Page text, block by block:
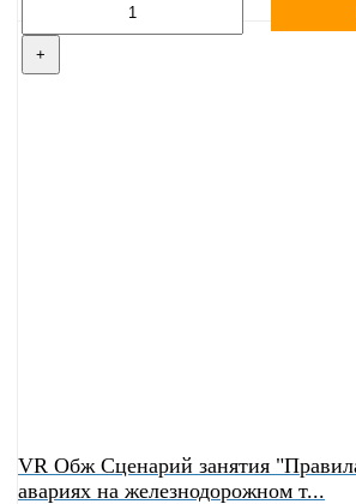
+
VR Обж Сценарий занятия
авариях на железнодорожном т...